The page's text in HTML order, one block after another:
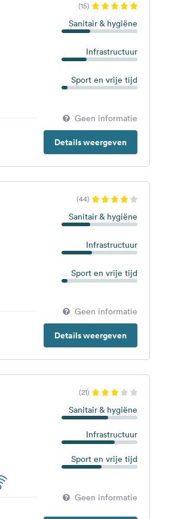
(15)
Sanitair & hygiëne
Infrastructuur
Sport en vrije tijd
Geen informatie
Details weergeven
(44)
Sanitair & hygiëne
Infrastructuur
Sport en vrije tijd
Geen informatie
Details weergeven
(21)
Sanitair & hygiëne
Infrastructuur
Sport en vrije tijd
Geen informatie